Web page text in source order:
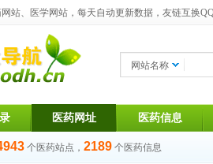
站、医学网站，每天自动更新数据，友链互换
网站名称
医药网址 医药信息
个医药站点， 2189 个医药信息